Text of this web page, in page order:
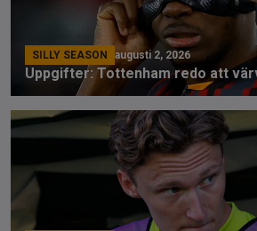
SILLY SEASON augusti 2, 2026